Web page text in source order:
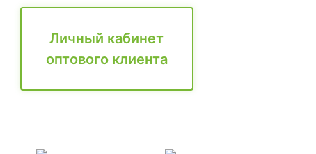
Личный кабинет
оптового клиента